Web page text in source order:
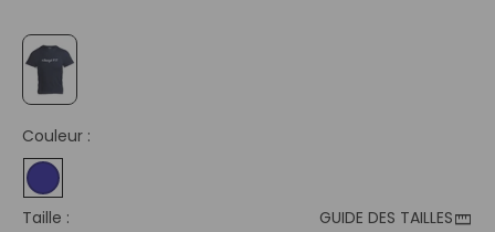
Couleur :
Taille : GUIDE DES TAILLESstraighten